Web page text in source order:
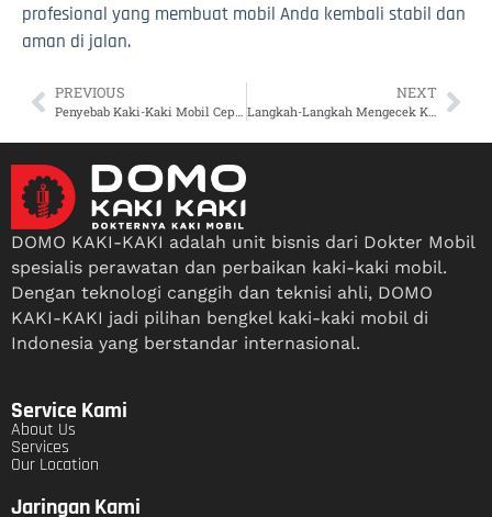
profesional yang membuat mobil Anda kembali stabil dan
aman di jalan.
PREVIOUS
Penyebab Kaki-Kaki Mobil Cepat Rusak dan Cara Mencegahnya di Jalanan Tambun Utara
NEXT
Langkah-Langkah Mengecek Kaki-Kaki Mobil Secara Mandiri Sebelum ke Bengkel di Tambun Utara
DOMO KAKI-KAKI adalah unit bisnis dari Dokter Mobil
spesialis perawatan dan perbaikan kaki-kaki mobil.
Dengan teknologi canggih dan teknisi ahli, DOMO
KAKI-KAKI jadi pilihan bengkel kaki-kaki mobil di
Indonesia yang berstandar internasional.
Service Kami
About Us
Services
Our Location
Jaringan Kami